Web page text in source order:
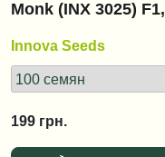
Monk (INX 3025) F1,
Innova Seeds
199 грн.